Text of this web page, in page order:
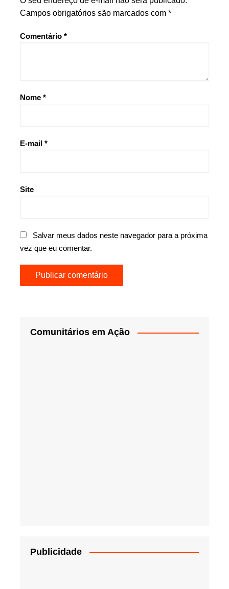
Campos obrigatórios são marcados com *
Comentário *
Nome *
E-mail *
Site
Salvar meus dados neste navegador para a próxima
vez que eu comentar.
Comunitários em Ação
Publicidade